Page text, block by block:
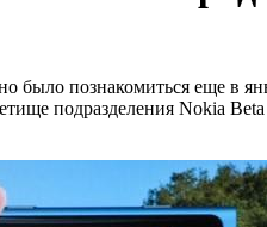
было познакомиться еще в
подразделения Nokia